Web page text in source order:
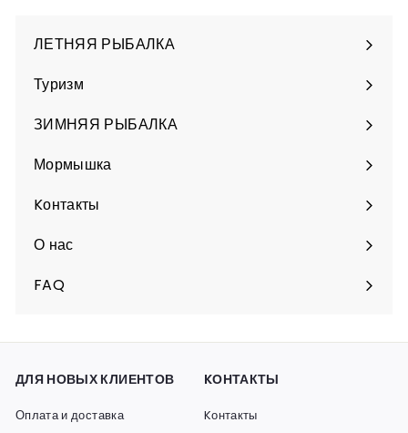
ЛЕТНЯЯ РЫБАЛКА
Разверните
подменю
Туризм
Разверните
подменю
ЗИМНЯЯ РЫБАЛКА
Разверните
подменю
Мормышка
Разверните
подменю
Kонтакты
О нас
FAQ
ДЛЯ НОВЫХ КЛИЕНТОВ
Оплата и доставка
KОНТАКТЫ
Kонтакты